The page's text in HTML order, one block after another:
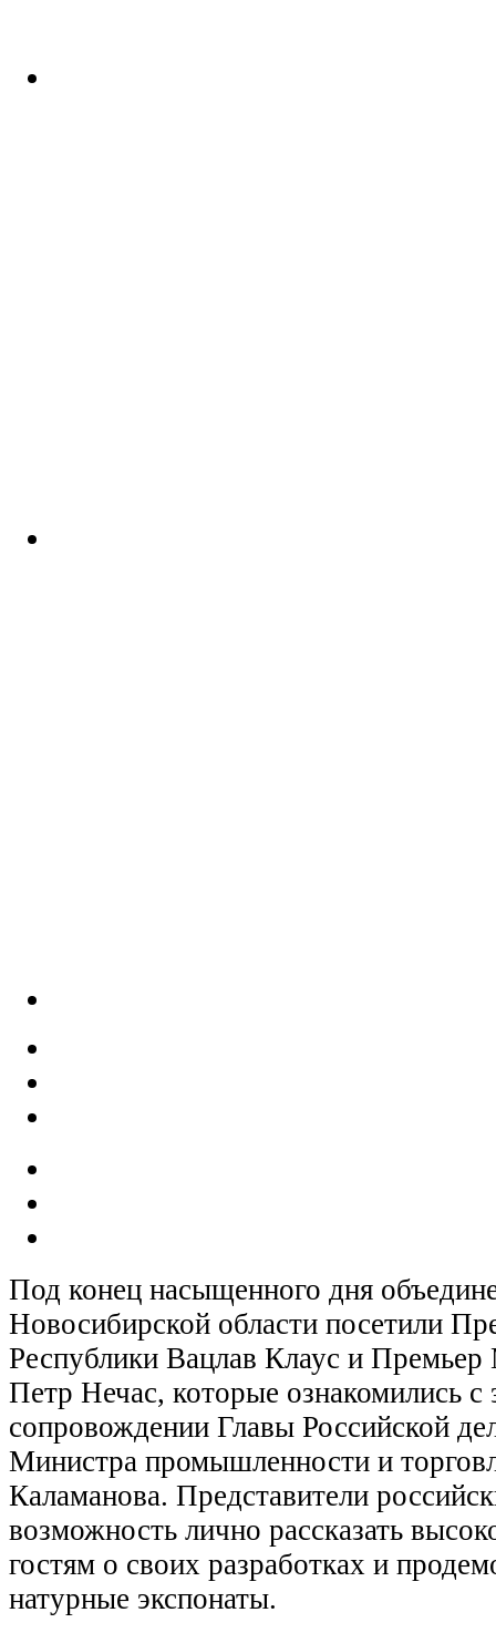
Под конец насыщенного дня
Новосибирской области посетили
Республики Вацлав Клаус и
Петр Нечас, которые ознакомились с
сопровождении Главы Российской
Министра промышленности и
Каламанова. Представители
возможность лично рассказать
гостям о своих разработках и
натурные экспонаты.